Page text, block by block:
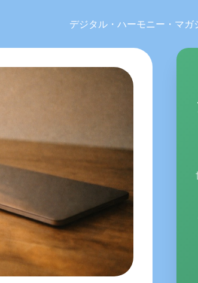
デジタル・ハーモニー・マガ